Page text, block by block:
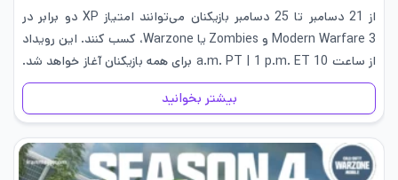
از 21 دسامبر تا 25 دسامبر بازیکنان می‌توانند امتیاز XP دو برابر در
Modern Warfare 3 و Zombies یا Warzone، کسب کنند. این رویداد
از ساعت 10 a.m. PT | 1 p.m. ET برای همه بازیکنان آغاز خواهد شد.
همچنین…
بیشتر بخوانید